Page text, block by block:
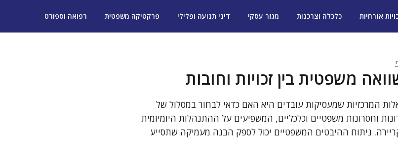
אזרחיות כלכלה וצרכנות מגזר עסקי דיני תנועה ופלילי פרקטיקה משפטית רפואה וספורט
משפטית בין זכויות וחובות
המרכזיות שמעסיקות עובדים היא האם כדאי לבחור במסלול של
וחסרונות משפטיים וכלכליים, המשפיעים על ההתנהלות היומיומית
ניתוח ההיבטים המשפטיים יכול לספק הבנה מעמיקה שתסייע